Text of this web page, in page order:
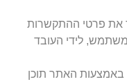
את פרטי ההתקשרות
לידי העובד
האתר תוכן